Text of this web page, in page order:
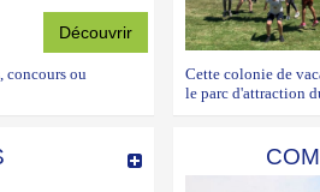
Découvrir
concours ou
Cette colonie de
le parc d'attraction